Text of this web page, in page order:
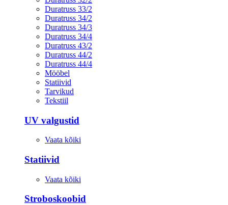
Duratruss 33/2
Duratruss 34/2
Duratruss 34/3
Duratruss 34/4
Duratruss 43/2
Duratruss 44/2
Duratruss 44/4
Mööbel
Statiivid
Tarvikud
Tekstiil
UV valgustid
Vaata kõiki
Statiivid
Vaata kõiki
Stroboskoobid